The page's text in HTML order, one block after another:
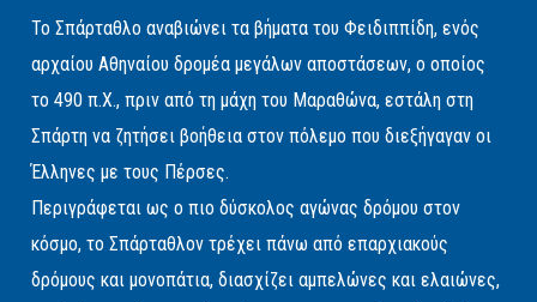
Το Σπάρταθλο αναβιώνει τα βήματα του Φειδιππίδη, ενός
αρχαίου Αθηναίου δρομέα μεγάλων αποστάσεων, ο οποίος
το 490 π.Χ., πριν από τη μάχη του Μαραθώνα, εστάλη στη
Σπάρτη να ζητήσει βοήθεια στον πόλεμο που διεξήγαγαν οι
Έλληνες με τους Πέρσες.
Περιγράφεται ως ο πιο δύσκολος αγώνας δρόμου στον
κόσμο, το Σπάρταθλον τρέχει πάνω από επαρχιακούς
δρόμους και μονοπάτια, διασχίζει αμπελώνες και ελαιώνες,